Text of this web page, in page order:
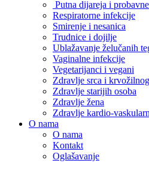
Putna dijareja i
Respiratorne infekcije
Smirenje i nesanica
Trudnice i dojilje
Ublažavanje želučanih
Vaginalne infekcije
Vegetarijanci i vegani
Zdravlje srca i
Zdravlje starijih osoba
Zdravlje žena
Zdravlje kardio-
O nama
O nama
Kontakt
Oglašavanje